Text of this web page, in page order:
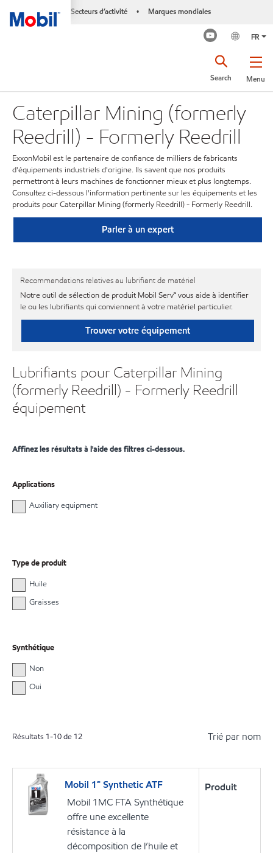
Secteurs d’activité • Marques mondiales
FR
Menu
Search
Caterpillar Mining (formerly
Reedrill) - Formerly Reedrill
ExxonMobil est le partenaire de confiance de milliers de fabricants
d'équipements industriels d'origine. Ils savent que nos produits
permettront à leurs machines de fonctionner mieux et plus longtemps.
Consultez ci-dessous l'information pertinente sur les équipements et les
produits pour Caterpillar Mining (formerly Reedrill) - Formerly Reedrill.
Parler à un expert
Recommandations relatives au lubrifiant de matériel
Notre outil de sélection de produit Mobil Serv℠ vous aide à identifier
le ou les lubrifiants qui conviennent à votre matériel particulier.
Trouver votre équipement
Lubrifiants pour Caterpillar Mining
(formerly Reedrill) - Formerly Reedrill
équipement
Affinez les résultats à l'aide des filtres ci-dessous.
Applications
Auxiliary equipment
Type de produit
Huile
Graisses
Synthétique
Non
Oui
Résultats 1-10de 12 Trié par nom
Mobil 1🅪 Synthetic ATF
Mobil 1MC FTA Synthétique
offre une excellente
résistance à la
décomposition de l’huile et
Produit